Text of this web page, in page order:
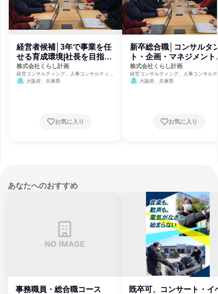
経営者候補│3年で事業を任
せる育成環境|社長を目指す
人へ
株式会社くらし計画
経営コンサルティング、人事コンサルティン
グ、福祉・独立行政法人・NGO・NPO
大阪府、兵庫県
お気に入り
新卒総合職│コンサルタ
ト・企画・マネジメント
月給31万
株式会社くらし計画
経営コンサルティング、人事コンサル
グ、福祉・独立行政法人・NGO・NPO
大阪府、兵庫県
お気に入り
あなたへのおすすめ
事務職員・総合職コース
既卒可、コンサート・イ